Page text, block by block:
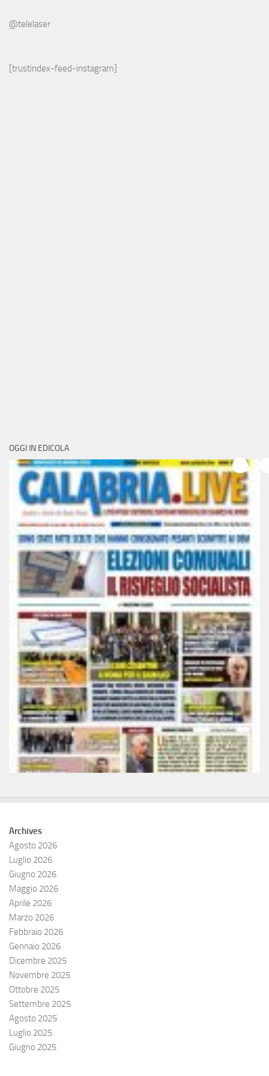
@telelaser
[trustindex-feed-instagram]
OGGI IN EDICOLA
Archives
Agosto 2026
Luglio 2026
Giugno 2026
Maggio 2026
Aprile 2026
Marzo 2026
Febbraio 2026
Gennaio 2026
Dicembre 2025
Novembre 2025
Ottobre 2025
Settembre 2025
Agosto 2025
Luglio 2025
Giugno 2025